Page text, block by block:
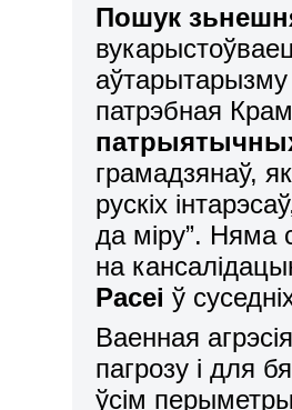
Пошук
аўтарытарызму
патрэбная
грамадзянаў,
рускіх
да міру”. Няма
на
Расеі ў
Ваенная
пагрозу і для
ўсім перыметры